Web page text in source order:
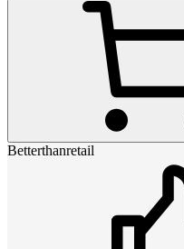
Betterthanretail